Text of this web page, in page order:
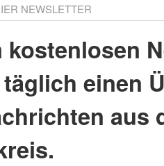
NEWSLETTER
kostenlosen
einen
aus